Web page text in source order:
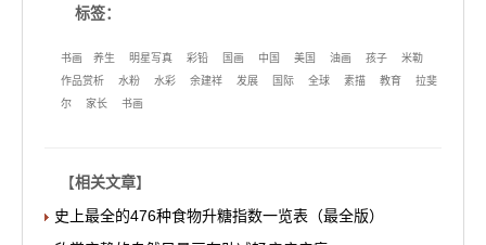
标签：
书画 养生 明星写真 彩铅 国画 中国 美国 油画 孩子
米勒
作品赏析
水粉 水彩 余建祥 发展 国际 全球 素描 教育
拉斐
尔
家长 书画
【相关文章】
史上最全的476种食物升糖指数一览表（最全版）